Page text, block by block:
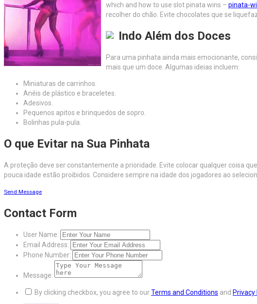
which and how to use slot pinata wins – pinata-
recolher do chão. Evite chocolates que se
Indo Além dos Doces
Para uma pinhata ainda mais emocionante,
mais que um doce. Algumas ideias incluem:
Miniaturas de carrinhos.
Anéis de plástico e braceletes.
Adesivos.
Pequenos apitos e brinquedos de sopro.
Bolinhas pula-pula.
O que Evitar na Sua Pinhata
A proteção deve ser constantemente a prioridade. Evite colocar qualquer coisa
pouca idade estão proibidos. Considere sempre na idade dos jogadores ao
Send Message
Contact Form
User Name:
Email Address:
Phone Number:
Message:
By clicking checkbox, you agree to ourTerms and Conditions and Privacy